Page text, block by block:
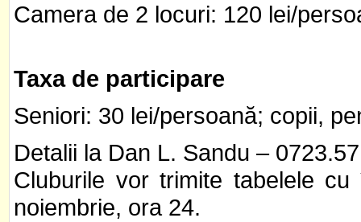
Camera de 2 locuri: 120 lei/
Taxa de participare
Seniori: 30 lei/persoană; copii,
Detalii la Dan L. Sandu –
Cluburile vor trimite tabelele
noiembrie, ora 24.